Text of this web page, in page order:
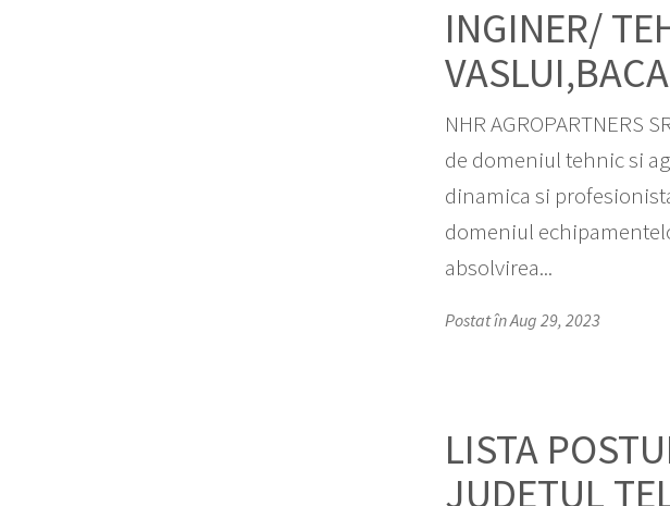
INGINER/
NHR AGROPARTNERS
de domeniul tehnic si
dinamica si
domeniul
absolvirea...
Postat în Aug 29, 2023
LISTA
JUDETUL